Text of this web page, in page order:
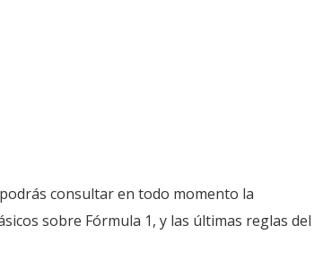
consultar en todo momento la
sobre Fórmula 1, y las últimas reglas del